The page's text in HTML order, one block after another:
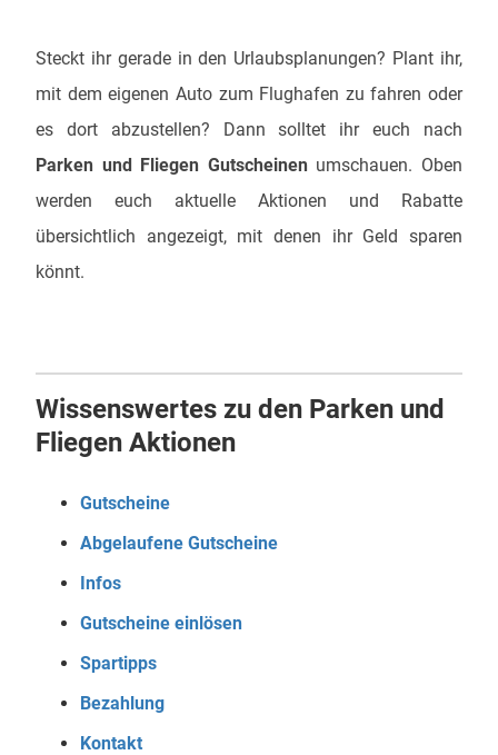
Steckt ihr gerade in den Urlaubsplanungen? Plant ihr,
mit dem eigenen Auto zum Flughafen zu fahren oder
es dort abzustellen? Dann solltet ihr euch nach
Parken und Fliegen Gutscheinenumschauen. Oben
werden euch aktuelle Aktionen und Rabatte
übersichtlich angezeigt, mit denen ihr Geld sparen
könnt.
Wissenswertes zu den Parken und
Fliegen Aktionen
Gutscheine
Abgelaufene Gutscheine
Infos
Gutscheine einlösen
Spartipps
Bezahlung
Kontakt